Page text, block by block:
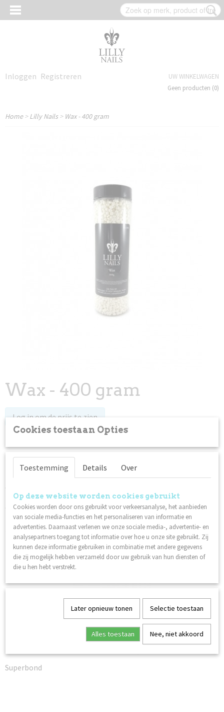
Inloggen Registreren
UW WINKELWAGEN
Geen producten (0)
Home>Lilly Nails> Wax - 400 gram
Wax - 400 gram
Log in om de prijs te zien
Omschrijving
hele lichaam worden gebruikt. Smelt de was in onze Wax
Warmer. Compleet met onze slimme Mapping-pen voor een
perfect resultaat.
Ook interessant
Superbond
Cookies toestaan Opties
Toestemming Details Over
Op deze website worden cookies gebruikt
Cookies worden door ons gebruikt voor verkeersanalyse, het aanbieden
van sociale media-functies en het personaliseren van informatie en
advertenties. Daarnaast verlenen we onze sociale media-, advertentie- en
analysepartners toegang tot informatie over hoe u onze site gebruikt. Zij
kunnen deze informatie gebruiken in combinatie met andere gegevens
die zij mogelijk hebben verzameld door uw gebruik van hun diensten of
die u hen hebt verstrekt.
Later opnieuw tonen Selectie toestaan
Alles toestaan Nee, niet akkoord